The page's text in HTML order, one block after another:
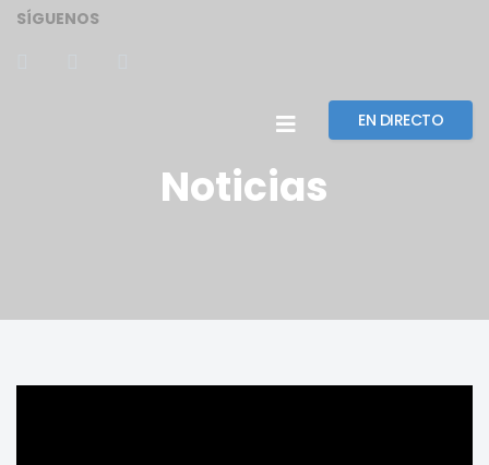
SÍGUENOS
EN DIRECTO
Noticias